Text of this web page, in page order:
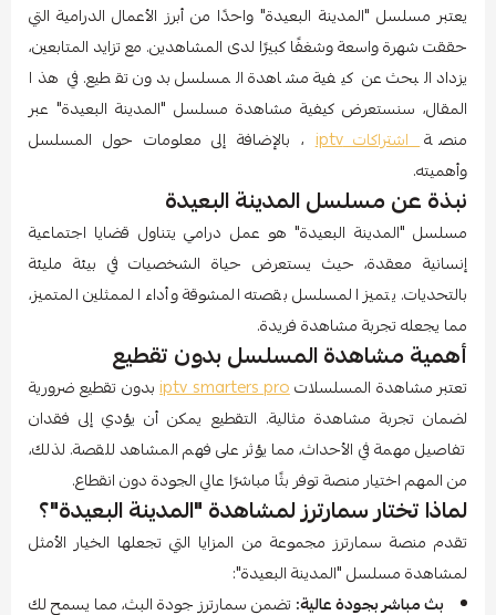
يعتبر مسلسل "المدينة البعيدة" واحدًا من أبرز الأعمال الدرامية التي
حققت شهرة واسعة وشغفًا كبيرًا لدى المشاهدين. مع تزايد المتابعين،
يزداد البحث عن كيفية مشاهدة المسلسل بدون تقطيع. في هذا
المقال، سنستعرض كيفية مشاهدة مسلسل "المدينة البعيدة" عبر
منصةاشتراكات iptv
، بالإضافة إلى معلومات حول المسلسل
وأهميته.
نبذة عن مسلسل المدينة البعيدة
مسلسل "المدينة البعيدة" هو عمل درامي يتناول قضايا اجتماعية
إنسانية معقدة، حيث يستعرض حياة الشخصيات في بيئة مليئة
بالتحديات. يتميز المسلسل بقصته المشوقة وأداء الممثلين المتميز،
مما يجعله تجربة مشاهدة فريدة.
أهمية مشاهدة المسلسل بدون تقطيع
تعتبر مشاهدة المسلسلاتiptv smarters proبدون تقطيع ضرورية
لضمان تجربة مشاهدة مثالية. التقطيع يمكن أن يؤدي إلى فقدان
تفاصيل مهمة في الأحداث، مما يؤثر على فهم المشاهد للقصة. لذلك،
من المهم اختيار منصة توفر بثًا مباشرًا عالي الجودة دون انقطاع.
لماذا تختار سمارترز لمشاهدة "المدينة البعيدة"؟
تقدم منصة سمارترز مجموعة من المزايا التي تجعلها الخيار الأمثل
لمشاهدة مسلسل "المدينة البعيدة":
بث مباشر بجودة عالية:تضمن سمارترز جودة البث، مما يسمح لك